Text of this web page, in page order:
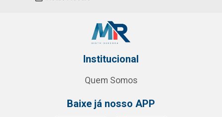
Institucional
Quem Somos
Baixe já nosso APP